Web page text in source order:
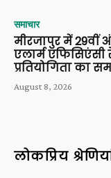
समाचार
मीरजापुर में 29वीं
एलार्म
प्रतियोगिता का
August 8, 2026
लोकप्रिय